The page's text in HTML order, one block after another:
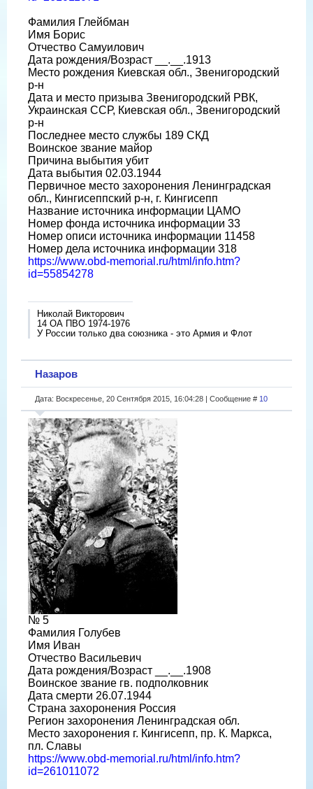
Фамилия Глейбман
Имя Борис
Отчество Самуилович
Дата рождения/Возраст __.__.1913
Место рождения Киевская обл., Звенигородский
р-н
Дата и место призыва Звенигородский РВК,
Украинская ССР, Киевская обл., Звенигородский
р-н
Последнее место службы 189 СКД
Воинское звание майор
Причина выбытия убит
Дата выбытия 02.03.1944
Первичное место захоронения Ленинградская
обл., Кингисеппский р-н, г. Кингисепп
Название источника информации ЦАМО
Номер фонда источника информации 33
Номер описи источника информации 11458
Номер дела источника информации 318
https://www.obd-memorial.ru/html/info.htm?
id=55854278
Николай Викторович
14 ОА ПВО 1974-1976
У России только два союзника - это Армия и Флот
Назаров
Дата: Воскресенье, 20 Сентября 2015, 16:04:28 | Сообщение # 10
№ 5
Фамилия Голубев
Имя Иван
Отчество Васильевич
Дата рождения/Возраст __.__.1908
Воинское звание гв. подполковник
Дата смерти 26.07.1944
Страна захоронения Россия
Регион захоронения Ленинградская обл.
Место захоронения г. Кингисепп, пр. К. Маркса,
пл. Славы
https://www.obd-memorial.ru/html/info.htm?
id=261011072